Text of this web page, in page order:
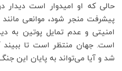
حالی که او امیدوار است دیدار
پیشرفت منجر شود، موانعی
امنیتی و عدم تمایل پوتین به
است. جهان منتظر است تا ببیند
شد و آیا می‌تواند به پایان این